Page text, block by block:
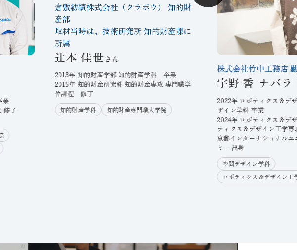
業
修了
倉敷紡績株式会社（クラボウ） 知的財
産部
取材当時は、技術研究所 知的財産課に
所属
辻󠄀本 佳世
2013年 知的財産学部 知的財産学科 卒業
2015年 知的財産研究科 知的財産専攻 専門職学
位課程 修了
知的財産学科 知的財産専門職大学院
株式会社竹中工務店
宇野 香 ナバラ
2022年 ロボティクス＆デ
ザイン学科 卒業
2024年 ロボティクス＆デ
ティクス＆デザイン工学専
京都インターナショナル
ミー 出身
空間デザイン学科
ロボティクス＆デザイン工